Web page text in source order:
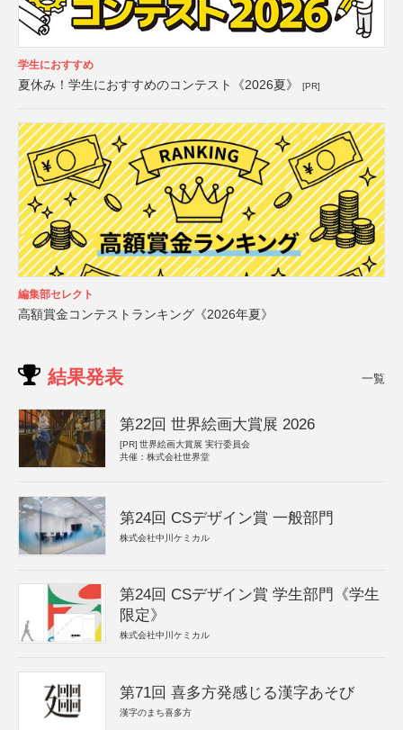
学生におすすめ
夏休み！学生におすすめのコンテスト《2026夏》 [PR]
編集部セレクト
高額賞金コンテストランキング《2026年夏》
結果発表 一覧
第22回 世界絵画大賞展 2026
[PR] 世界絵画大賞展 実行委員会
共催：株式会社世界堂
第24回 CSデザイン賞 一般部門
株式会社中川ケミカル
第24回 CSデザイン賞 学生部門《学生
限定》
株式会社中川ケミカル
第71回 喜多方発感じる漢字あそび
漢字のまち喜多方